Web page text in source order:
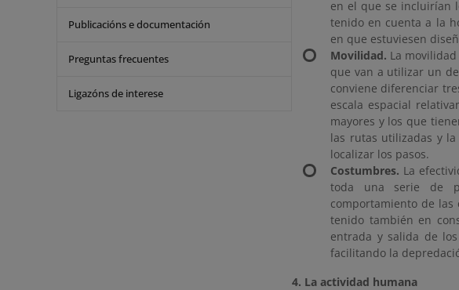
Publicacións e documentación
Preguntas frecuentes
Ligazóns de interese
en el que se incluirían
tenido en cuenta a la
en que estuviesen
Movilidad. La
que van a utilizar un
conviene diferenciar
escala espacial
mayores y los que
las rutas utilizadas y
localizar los pasos.
Costumbres. La
toda una serie de
comportamiento de las
tenido también en
entrada y salida de
facilitando la
4. La actividad humana